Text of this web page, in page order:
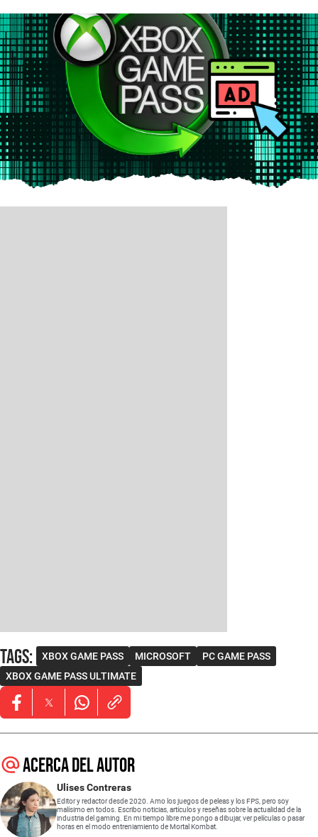
Tags: XBOX GAME PASS MICROSOFT
PC GAME PASS
XBOX GAME PASS ULTIMATE
Opens in new window
Opens in new window
Opens in new window
Acerca del autor
Ulises Contreras
Editor y redactor desde 2020. Amo los juegos de peleas y los FPS, pero soy
malísimo en todos. Escribo noticias, artículos y reseñas sobre la actualidad de la
industria del gaming. En mi tiempo libre me pongo a dibujar, ver películas o pasar
horas en el modo entreniamiento de Mortal Kombat.